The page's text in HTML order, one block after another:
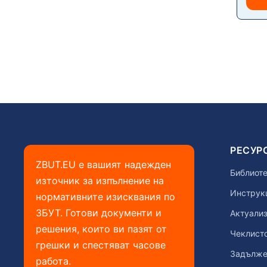
ZBUT.EU е вашият надежден
източник за изпълнение на
нормативните изисквания по
ЗБУТ. Готови документи и
решения, които ви пазят от
грешки и спестяват часове
работа.